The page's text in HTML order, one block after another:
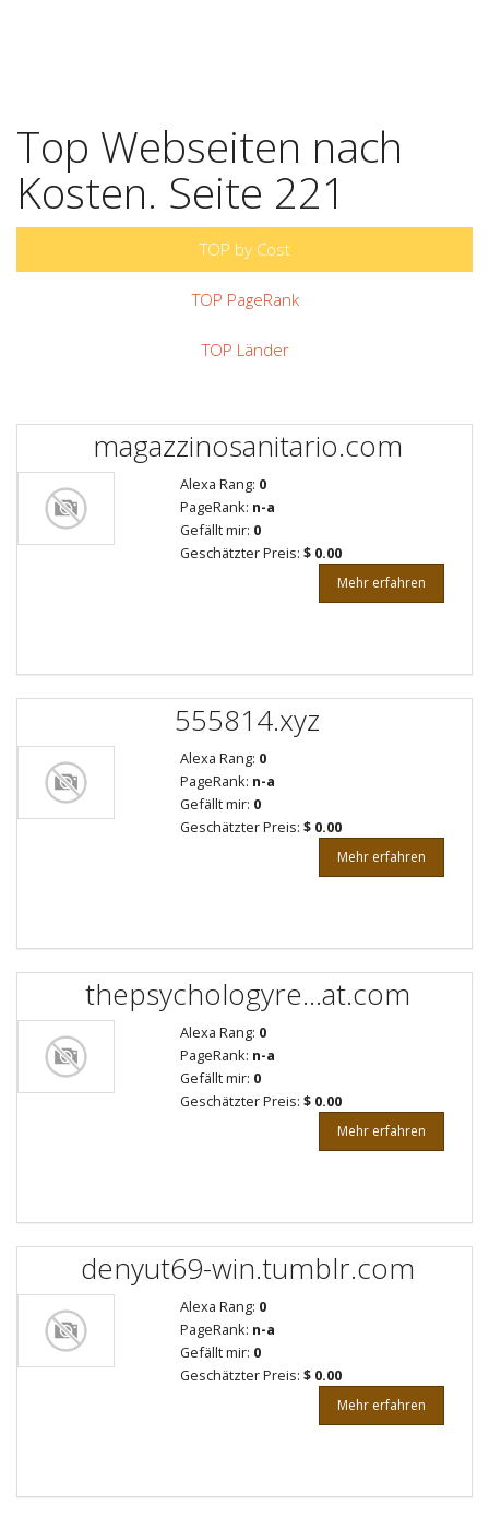
Top Webseiten nach
Kosten. Seite 221
TOP by Cost
TOP PageRank
TOP Länder
magazzinosanitario.com
Alexa Rang: 0
PageRank: n-a
Gefällt mir: 0
Geschätzter Preis: $ 0.00
Mehr erfahren
555814.xyz
Alexa Rang: 0
PageRank: n-a
Gefällt mir: 0
Geschätzter Preis: $ 0.00
Mehr erfahren
thepsychologyre...at.com
Alexa Rang: 0
PageRank: n-a
Gefällt mir: 0
Geschätzter Preis: $ 0.00
Mehr erfahren
denyut69-win.tumblr.com
Alexa Rang: 0
PageRank: n-a
Gefällt mir: 0
Geschätzter Preis: $ 0.00
Mehr erfahren